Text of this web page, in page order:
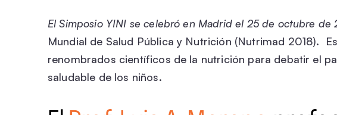
El Simposio YINI se celebró en Madrid el 25 de octubre de
Mundial de Salud Pública y Nutrición (Nutrimad 2018).
renombrados científicos de la nutrición para debatir el
saludable de los niños.